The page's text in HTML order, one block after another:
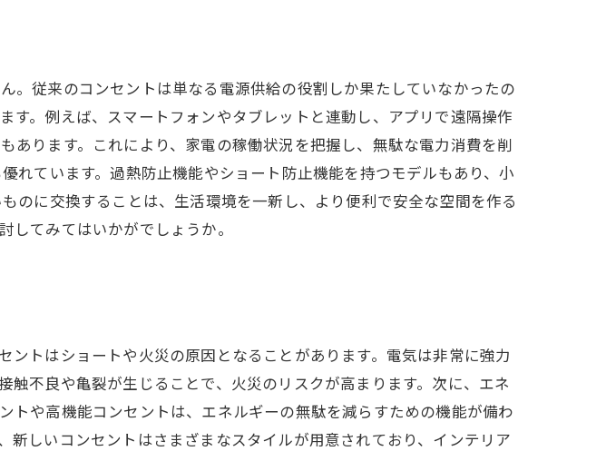
。従来のコンセントは単なる電源供給の役割しか果たしていなかったの
。例えば、スマートフォンやタブレットと連動し、アプリで遠隔操作
ります。これにより、家電の稼働状況を把握し、無駄な電力消費を削
れています。過熱防止機能やショート防止機能を持つモデルもあり、小
のに交換することは、生活環境を一新し、より便利で安全な空間を作る
てみてはいかがでしょうか。
トはショートや火災の原因となることがあります。電気は非常に強力
不良や亀裂が生じることで、火災のリスクが高まります。次に、エネ
や高機能コンセントは、エネルギーの無駄を減らすための機能が備わ
しいコンセントはさまざまなスタイルが用意されており、インテリア